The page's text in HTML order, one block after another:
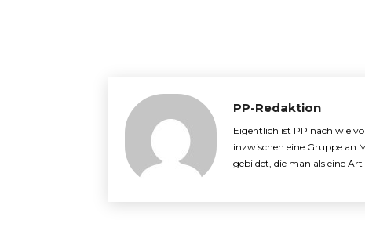
PP-Redaktion
Eigentlich ist PP nach wie
inzwischen eine Gruppe an
gebildet, die man als eine